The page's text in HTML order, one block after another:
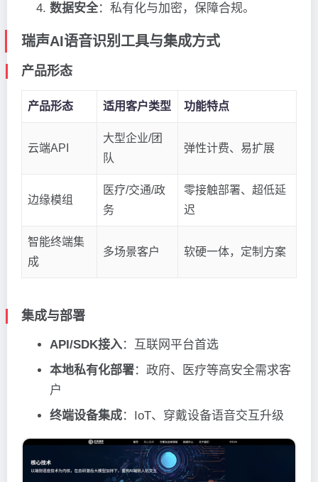
数据安全：私有化与加密，保障合规。
瑞声AI语音识别工具与集成方式
产品形态
产品形态 适用客户类型 功能特点
云端API
大型企业/团
队
弹性计费、易扩展
边缘模组
医疗/交通/政
务
零接触部署、超低延
迟
智能终端集
成
多场景客户 软硬一体，定制方案
集成与部署
API/SDK接入：互联网平台首选
本地私有化部署：政府、医疗等高安全需求客
户
终端设备集成：IoT、穿戴设备语音交互升级